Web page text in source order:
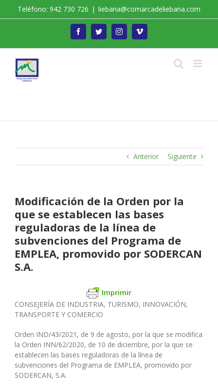
Teléfono: 942 730 726 | liebana@comarcadeliebana.com
FacebookTwitterInstagramVimeo
Anterior Siguiente
Modificación de la Orden por la
que se establecen las bases
reguladoras de la línea de
subvenciones del Programa de
EMPLEA, promovido por SODERCAN
S.A.
Imprimir
CONSEJERÍA DE INDUSTRIA, TURISMO, INNOVACIÓN,
TRANSPORTE Y COMERCIO
Orden IND/43/2021, de 9 de agosto, por la que se modifica
la Orden INN/62/2020, de 10 de diciembre, por la que se
establecen las bases reguladoras de la línea de
subvenciones del Programa de EMPLEA, promovido por
SODERCAN, S.A.